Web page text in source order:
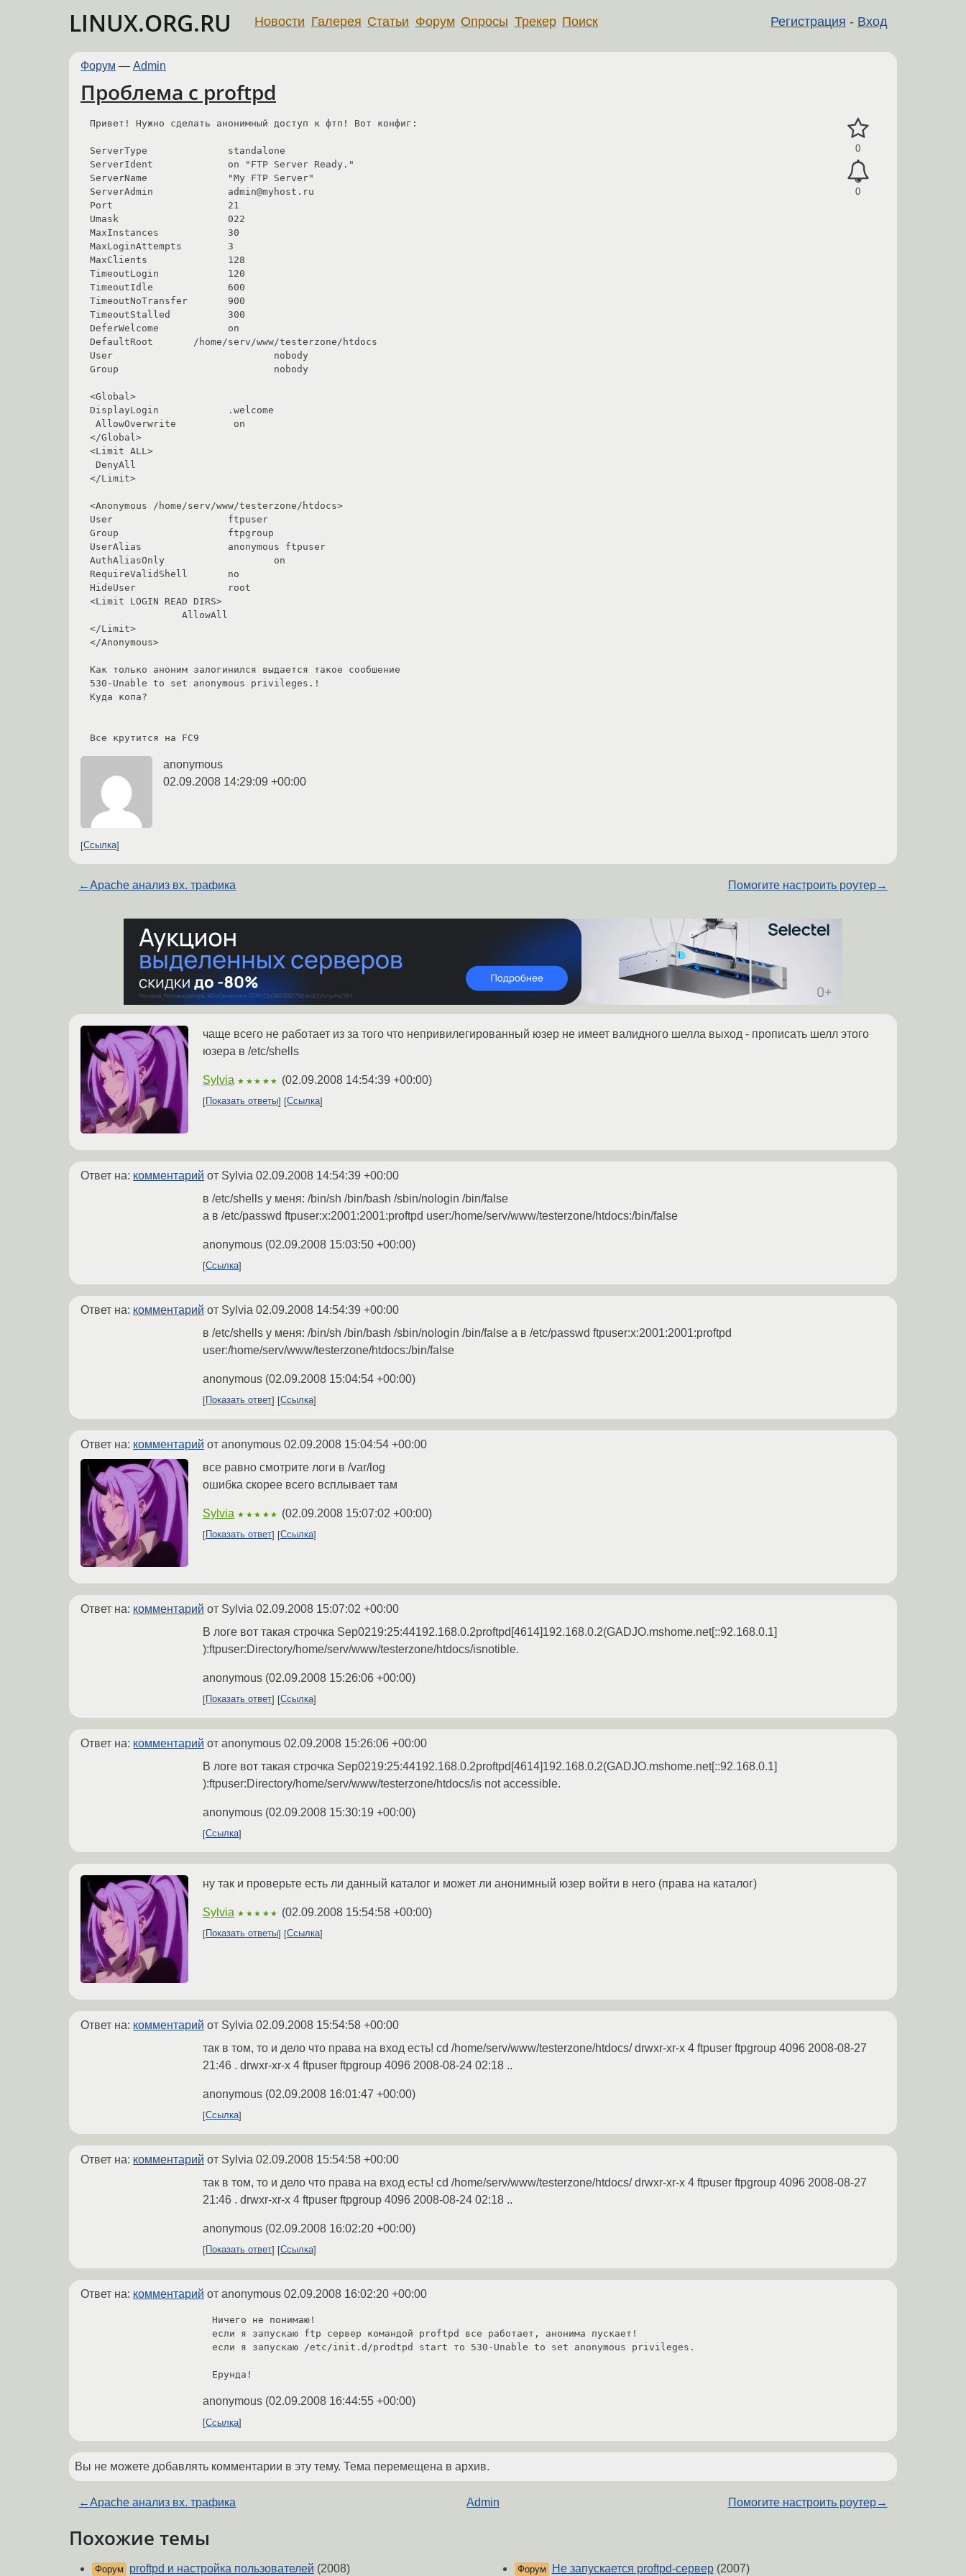
LINUX.ORG.RU Регистрация - Вход
Новости Галерея Статьи Форум Опросы Трекер Поиск
Форум — Admin
Проблема с proftpd
0
0
Привет! Нужно сделать анонимный доступ к фтп! Вот конфиг:
ServerType              standalone
ServerIdent             on "FTP Server Ready."
ServerName              "My FTP Server"
ServerAdmin             admin@myhost.ru
Port                    21
Umask                   022
MaxInstances            30
MaxLoginAttempts        3
MaxClients              128
TimeoutLogin            120
TimeoutIdle             600
TimeoutNoTransfer       900
TimeoutStalled          300
DeferWelcome            on
DefaultRoot       /home/serv/www/testerzone/htdocs
User                            nobody
Group                           nobody
<Global>
DisplayLogin            .welcome
</Global>
<Limit ALL>
</Limit>
<Anonymous /home/serv/www/testerzone/htdocs>
User                    ftpuser
Group                   ftpgroup
UserAlias               anonymous ftpuser
AuthAliasOnly                   on
RequireValidShell       no
HideUser                root
<Limit LOGIN READ DIRS>
</Limit>
</Anonymous>
Как только аноним залогинился выдается такое сообшение
530-Unable to set anonymous privileges.!
Куда копа?
anonymous
02.09.2008 14:29:09 +00:00
Ссылка
←Apache анализ вх. трафика Помогите настроить роутер→
чаще всего не работает из за того что непривилегированный юзер не имеет валидного шелла выход - прописать шелл этого
юзера в /etc/shells
Sylvia ★★★★★ (02.09.2008 14:54:39 +00:00)
Показать ответы Ссылка
Ответ на: комментарий от Sylvia 02.09.2008 14:54:39 +00:00
в /etc/shells у меня: /bin/sh /bin/bash /sbin/nologin /bin/false
а в /etc/passwd ftpuser:x:2001:2001:proftpd user:/home/serv/www/testerzone/htdocs:/bin/false
anonymous (02.09.2008 15:03:50 +00:00)
Ссылка
Ответ на: комментарий от Sylvia 02.09.2008 14:54:39 +00:00
в /etc/shells у меня: /bin/sh /bin/bash /sbin/nologin /bin/false а в /etc/passwd ftpuser:x:2001:2001:proftpd
user:/home/serv/www/testerzone/htdocs:/bin/false
anonymous (02.09.2008 15:04:54 +00:00)
Показать ответ Ссылка
Ответ на: комментарий от anonymous 02.09.2008 15:04:54 +00:00
все равно смотрите логи в /var/log
ошибка скорее всего всплывает там
Sylvia ★★★★★ (02.09.2008 15:07:02 +00:00)
Показать ответ Ссылка
Ответ на: комментарий от Sylvia 02.09.2008 15:07:02 +00:00
В логе вот такая строчка Sep0219:25:44192.168.0.2proftpd[4614]192.168.0.2(GADJO.mshome.net[::92.168.0.1]
):ftpuser:Directory/home/serv/www/testerzone/htdocs/isnotible.
anonymous (02.09.2008 15:26:06 +00:00)
Показать ответ Ссылка
Ответ на: комментарий от anonymous 02.09.2008 15:26:06 +00:00
В логе вот такая строчка Sep0219:25:44192.168.0.2proftpd[4614]192.168.0.2(GADJO.mshome.net[::92.168.0.1]
):ftpuser:Directory/home/serv/www/testerzone/htdocs/is not accessible.
anonymous (02.09.2008 15:30:19 +00:00)
Ссылка
ну так и проверьте есть ли данный каталог и может ли анонимный юзер войти в него (права на каталог)
Sylvia ★★★★★ (02.09.2008 15:54:58 +00:00)
Показать ответы Ссылка
Ответ на: комментарий от Sylvia 02.09.2008 15:54:58 +00:00
так в том, то и дело что права на вход есть! cd /home/serv/www/testerzone/htdocs/ drwxr-xr-x 4 ftpuser ftpgroup 4096 2008-08-27
21:46 . drwxr-xr-x 4 ftpuser ftpgroup 4096 2008-08-24 02:18 ..
anonymous (02.09.2008 16:01:47 +00:00)
Ссылка
Ответ на: комментарий от Sylvia 02.09.2008 15:54:58 +00:00
так в том, то и дело что права на вход есть! cd /home/serv/www/testerzone/htdocs/ drwxr-xr-x 4 ftpuser ftpgroup 4096 2008-08-27
21:46 . drwxr-xr-x 4 ftpuser ftpgroup 4096 2008-08-24 02:18 ..
anonymous (02.09.2008 16:02:20 +00:00)
Показать ответ Ссылка
Ответ на: комментарий от anonymous 02.09.2008 16:02:20 +00:00
Ничего не понимаю!
если я запускаю ftp сервер командой proftpd все работает, анонима пускает!
если я запускаю /etc/init.d/prodtpd start то 530-Unable to set anonymous privileges.
Ерунда!
anonymous (02.09.2008 16:44:55 +00:00)
Ссылка
Вы не можете добавлять комментарии в эту тему. Тема перемещена в архив.
←Apache анализ вх. трафика Admin Помогите настроить роутер→
Похожие темы
Форум proftpd и настройка пользователей (2008) Форум Не запускается proftpd-сервер(2007)